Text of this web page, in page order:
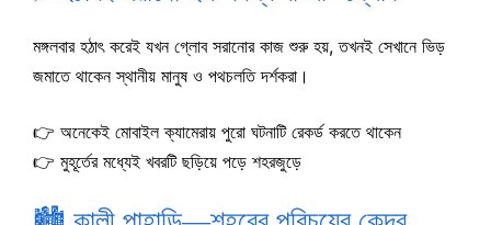
মঙ্গলবার হঠাৎ করেই যখন গ্লোব সরানোর কাজ শুরু হয়, তখনই সেখানে ভিড়
জমাতে থাকেন স্থানীয় মানুষ ও পথচলতি দর্শকরা।
👉 অনেকেই মোবাইল ক্যামেরায় পুরো ঘটনাটি রেকর্ড করতে থাকেন
👉 মুহূর্তের মধ্যেই খবরটি ছড়িয়ে পড়ে শহরজুড়ে